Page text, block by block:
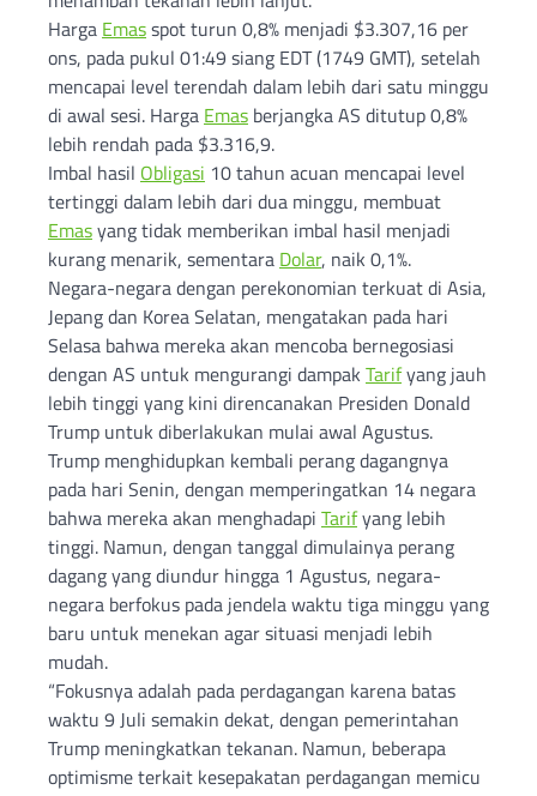
Harga Emasspot turun 0,8% menjadi $3.307,16 per
ons, pada pukul 01:49 siang EDT (1749 GMT), setelah
mencapai level terendah dalam lebih dari satu minggu
di awal sesi. Harga Emas berjangka AS ditutup 0,8%
lebih rendah pada $3.316,9.
Imbal hasil Obligasi 10 tahun acuan mencapai level
tertinggi dalam lebih dari dua minggu, membuat
Emasyang tidak memberikan imbal hasil menjadi
kurang menarik, sementara Dolar, naik 0,1%.
Negara-negara dengan perekonomian terkuat di Asia,
Jepang dan Korea Selatan, mengatakan pada hari
Selasa bahwa mereka akan mencoba bernegosiasi
dengan AS untuk mengurangi dampak Tarifyang jauh
lebih tinggi yang kini direncanakan Presiden Donald
Trump untuk diberlakukan mulai awal Agustus.
Trump menghidupkan kembali perang dagangnya
pada hari Senin, dengan memperingatkan 14 negara
bahwa mereka akan menghadapi Tarifyang lebih
tinggi. Namun, dengan tanggal dimulainya perang
dagang yang diundur hingga 1 Agustus, negara-
negara berfokus pada jendela waktu tiga minggu yang
baru untuk menekan agar situasi menjadi lebih
mudah.
“Fokusnya adalah pada perdagangan karena batas
waktu 9 Juli semakin dekat, dengan pemerintahan
Trump meningkatkan tekanan. Namun, beberapa
optimisme terkait kesepakatan perdagangan memicu